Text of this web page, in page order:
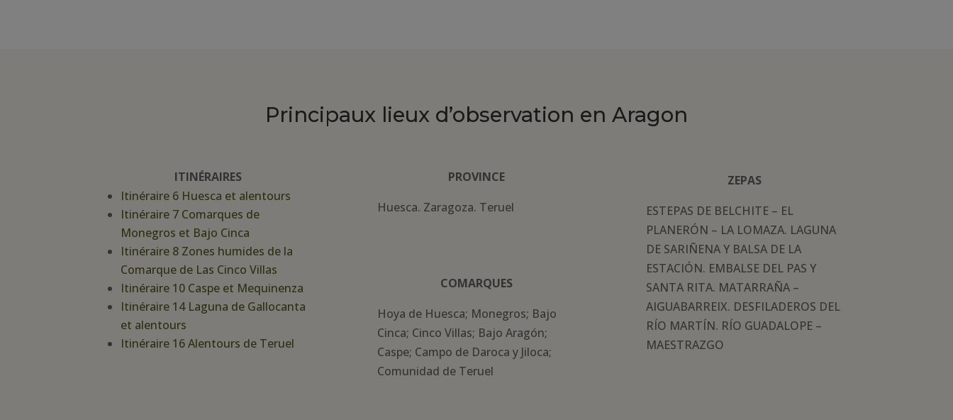
Principaux lieux d’observation en Aragon
ITINÉRAIRES
Itinéraire 6 Huesca et alentours
Itinéraire 7 Comarques de
Monegros et Bajo Cinca
Itinéraire 8 Zones humides de la
Comarque de Las Cinco Villas
Itinéraire 10 Caspe et Mequinenza
Itinéraire 14 Laguna de Gallocanta
et alentours
Itinéraire 16 Alentours de Teruel
PROVINCE
Huesca. Zaragoza. Teruel
COMARQUES
Hoya de Huesca; Monegros; Bajo
Cinca; Cinco Villas; Bajo Aragón;
Caspe; Campo de Daroca y Jiloca;
Comunidad de Teruel
ZEPAS
ESTEPAS DE BELCHITE – EL
PLANERÓN – LA LOMAZA. LAGUNA
DE SARIÑENA Y BALSA DE LA
ESTACIÓN. EMBALSE DEL PAS Y
SANTA RITA. MATARRAÑA –
AIGUABARREIX. DESFILADEROS DEL
RÍO MARTÍN. RÍO GUADALOPE –
MAESTRAZGO